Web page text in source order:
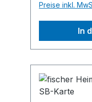
Preise inkl.
In